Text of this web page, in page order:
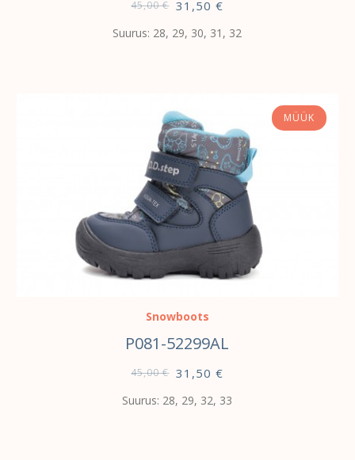
45,00 € 31,50 €
Suurus: 28, 29, 30, 31, 32
MÜÜK
VALI
Snowboots
P081-52299AL
45,00 € 31,50 €
Suurus: 28, 29, 32, 33